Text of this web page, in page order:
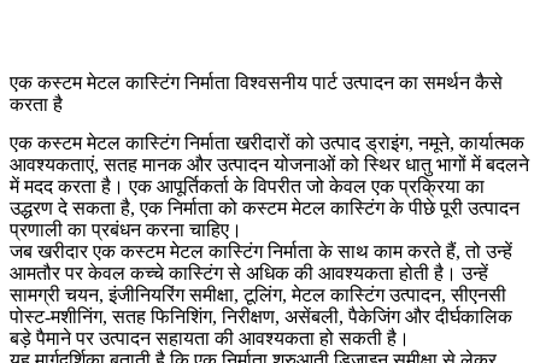
एक कस्टम मेटल कास्टिंग निर्माता विश्वसनीय पार्ट उत्पादन का समर्थन कैसे
करता है
एक कस्टम मेटल कास्टिंग निर्माता खरीदारों को उत्पाद ड्राइंग, नमूने, कार्यात्मक
आवश्यकताएं, सतह मानक और उत्पादन योजनाओं को स्थिर धातु भागों में बदलने
में मदद करता है। एक आपूर्तिकर्ता के विपरीत जो केवल एक प्रक्रिया का
उद्धरण दे सकता है, एक निर्माता को कस्टम मेटल कास्टिंग के पीछे पूरी उत्पादन
प्रणाली का प्रबंधन करना चाहिए।
जब खरीदार एककस्टम मेटल कास्टिंग निर्माताके साथ काम करते हैं, तो उन्हें
आमतौर पर केवल कच्चे कास्टिंग से अधिक की आवश्यकता होती है। उन्हें
सामग्री चयन, इंजीनियरिंग समीक्षा, टूलिंग, मेटल कास्टिंग उत्पादन, सीएनसी
पोस्ट-मशीनिंग, सतह फिनिशिंग, निरीक्षण, असेंबली, पैकेजिंग और दीर्घकालिक
बड़े पैमाने पर उत्पादन सहायता की आवश्यकता हो सकती है।